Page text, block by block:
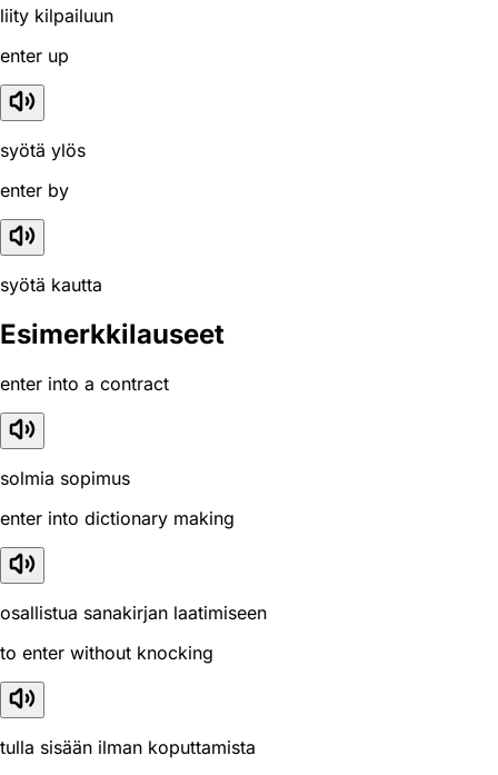
liity kilpailuun
enter up
syötä ylös
enter by
syötä kautta
Esimerkkilauseet
enter into a contract
solmia sopimus
enter into dictionary making
osallistua sanakirjan laatimiseen
to enter without knocking
tulla sisään ilman koputtamista